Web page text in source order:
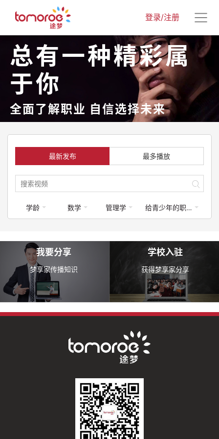
登录/注册
总有一种精彩属
于你
全面了解职业 自信选择未来
最新发布 最多播放
学龄 数学 管理学 给青少年的职业启蒙课
我要分享
梦享家传播知识
学校入驻
获得梦享家分享